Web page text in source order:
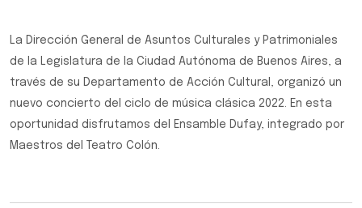
La Dirección General de Asuntos Culturales y Patrimoniales
de la Legislatura de la Ciudad Autónoma de Buenos Aires, a
través de su Departamento de Acción Cultural, organizó un
nuevo concierto del ciclo de música clásica 2022. En esta
oportunidad disfrutamos del Ensamble Dufay, integrado por
Maestros del Teatro Colón.